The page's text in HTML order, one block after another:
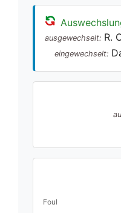
ausgewechselt: R.
eingewechselt:
Foul